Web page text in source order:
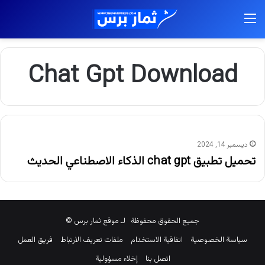
Chat Gpt Download
ديسمبر 14, 2024
تحميل تطبيق chat gpt الذكاء الاصطناعي الحديث
جميع الحقوق محفوظة لـ موقع ثمار برس ©
سياسة الخصوصية
اتفاقية الاستخدام ملفات تعريف الارتباط
فريق العمل
اتصل بنا
إخلاء مسؤولية